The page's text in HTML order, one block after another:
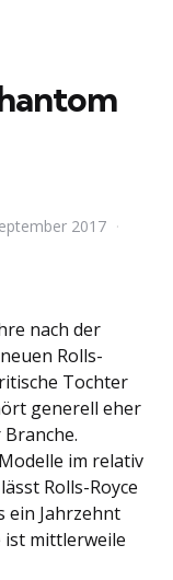
2017
nach der
Rolls-
Tochter
generell eher
im relativ
Rolls-Royce
ein Jahrzehnt
ist mittlerweile